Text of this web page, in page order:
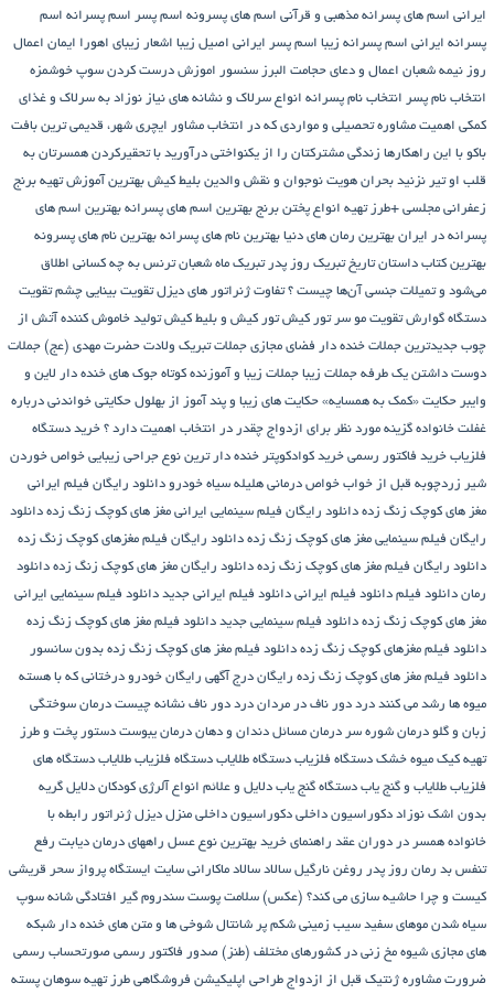
ایرانی اسم های پسرانه مذهبی و قرآنی اسم های پسرونه اسم پسر اسم پسرانه اسم
پسرانه ایرانی اسم پسرانه زیبا اسم پسر ایرانی اصیل زیبا اشعار زیبای اهورا ایمان اعمال
روز نیمه شعبان اعمال و دعای حجامت البرز سنسور اموزش درست کردن سوپ خوشمزه
انتخاب نام پسر انتخاب نام پسرانه انواع سرلاک و نشانه های نیاز نوزاد به سرلاک و غذای
کمکی اهمیت مشاوره تحصیلی و مواردی که در انتخاب مشاور ایچری شهر، قدیمی ترین بافت
باکو با این راهکارها زندگی مشترکتان را از یکنواختی درآورید با تحقیرکردن همسرتان به
قلب او تیر نزنید بحران هویت نوجوان و نقش والدین بلیط کیش بهترین آموزش تهیه برنج
زعفرانی مجلسی +طرز تهیه انواع پختن برنج بهترین اسم های پسرانه بهترین اسم های
پسرانه در ایران بهترین رمان های دنیا بهترین نام های پسرانه بهترین نام های پسرونه
بهترین کتاب داستان تاریخ تبریک روز پدر تبریک ماه شعبان ترنس به چه کسانی اطلاق
می‌شود و تمیلات جنسی آن‌ها چیست ؟ تفاوت ژنراتور های دیزل تقویت بینایی چشم تقویت
دستگاه گوارش تقویت مو سر تور کیش تور کیش و بلیط کیش تولید خاموش کننده آتش از
چوب جدیدترین جملات خنده دار فضای مجازی جملات تبریک ولادت حضرت مهدی (عج) جملات
دوست داشتن یک طرفه جملات زیبا جملات زیبا و آموزنده کوتاه جوک های خنده دار لاین و
وایبر حکایت «کمک به همسایه» حکایت های زیبا و پند آموز از بهلول حکایتی خواندنی درباره
غفلت خانواده گزینه مورد نظر برای ازدواج چقدر در انتخاب اهمیت دارد ؟ خرید دستگاه
فلزیاب خرید فاکتور رسمی خرید کوادکوپتر خنده دار ترین نوع جراحی زیبایی خواص خوردن
شیر زردچوبه قبل از خواب خواص درمانی هلیله سیاه خودرو دانلود رایگان فیلم ایرانی
مغز های کوچک زنگ زده دانلود رایگان فیلم سینمایی ایرانی مغز های کوچک زنگ زده دانلود
رایگان فیلم سینمایی مغز های کوچک زنگ زده دانلود رایگان فیلم مغزهای کوچک زنگ زده
دانلود رایگان فیلم مغز های کوچک زنگ زده دانلود رایگان مغز های کوچک زنگ زده دانلود
رمان دانلود فیلم دانلود فیلم ایرانی دانلود فیلم ایرانی جدید دانلود فیلم سینمایی ایرانی
مغز های کوچک زنگ زده دانلود فیلم سینمایی جدید دانلود فیلم مغز های کوچک زنگ زده
دانلود فیلم مغزهای کوچک زنگ زده دانلود فیلم مغز های کوچک زنگ زده بدون سانسور
دانلود فیلم مغز های کوچک زنگ زده رایگان درج آگهی رایگان خودرو درختانی که با هسته
میوه ها رشد می کنند درد دور ناف در مردان درد دور ناف نشانه چیست درمان سوختگی
زبان و گلو درمان شوره سر درمان مسائل دندان و دهان درمان یبوست دستور پخت و طرز
تهیه کیک میوه خشک دستگاه فلزیاب دستگاه‌ طلایاب دستگاه‌ فلزیاب طلایاب دستگاه‌ های
فلزیاب طلایاب و گنج‌ یاب دستگاه‌ گنج‌ یاب دلایل و علائم انواع آلرژی کودکان دلایل گریه
بدون اشک نوزاد دکوراسیون داخلی دکوراسیون داخلی منزل دیزل ژنراتور رابطه با
خانواده همسر در دوران عقد راهنمای خرید بهترین نوع عسل راههای درمان دیابت رفع
تنفس بد رمان روز پدر روغن نارگیل سالاد سالاد ماکارانی سایت ایستگاه پرواز سحر قریشی
کیست و چرا حاشیه سازی می کند؟ (عکس) سلامت پوست سندروم گیر افتادگی شانه سوپ
سیاه شدن موهای سفید سیب زمینی شکم پر شانتال شوخی ها و متن های خنده دار شبکه
های مجازی شیوه مخ زنی در کشورهای مختلف (طنز) صدور فاکتور رسمی صورتحساب رسمی
ضرورت مشاوره ژنتیک قبل از ازدواج طراحی اپلیکیشن فروشگاهی طرز تهیه سوهان پسته